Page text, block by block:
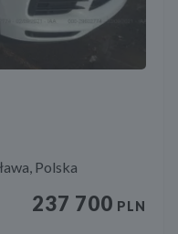
Polska
237 700 PLN